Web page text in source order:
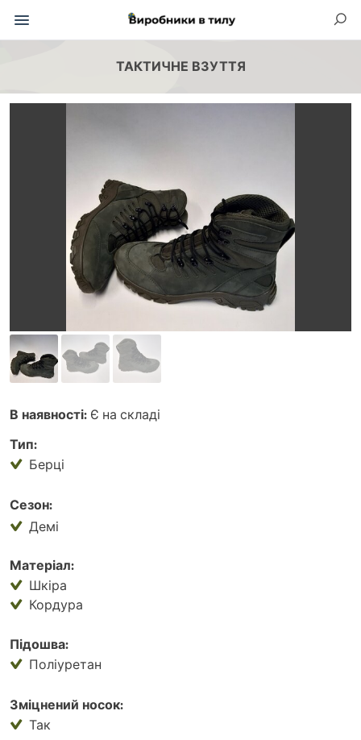
ТАКТИЧНЕ ВЗУТТЯ
В наявності: Є на складі
Тип:
Берці
Сезон:
Демі
Матеріал:
Шкіра
Кордура
Підошва:
Поліуретан
Зміцнений носок:
Так